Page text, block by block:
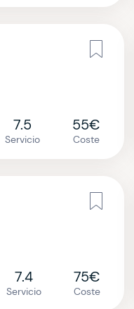
7.5
Servicio
55€
Coste
7.4
Servicio
75€
Coste